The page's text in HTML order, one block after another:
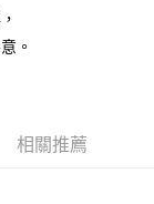
。
相關推薦